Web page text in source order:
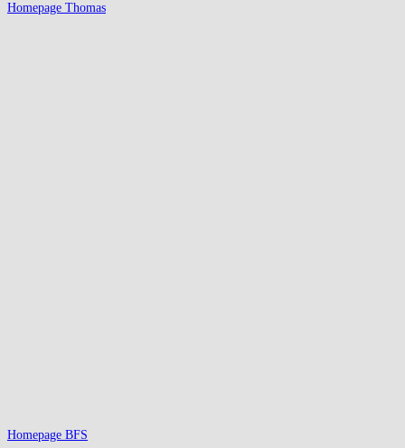
Homepage Thomas
Homepage BFS